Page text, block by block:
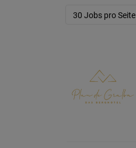
30 Jobs pro Seite